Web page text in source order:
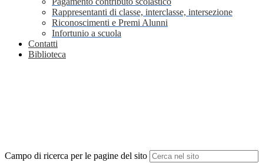
Rappresentanti di classe, interclasse, intersezione
Riconoscimenti e Premi Alunni
Infortunio a scuola
Contatti
Biblioteca
Campo di ricerca per le pagine del sito